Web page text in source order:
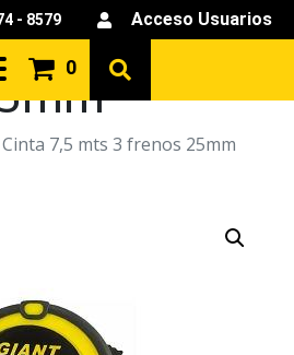
- 8579 Acceso Usuarios
0
mts 3
Cinta 7,5 mts 3 frenos 25mm